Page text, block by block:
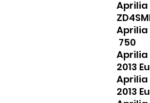
Aprilia
Aprilia
750
Aprilia
2013
Aprilia
2013